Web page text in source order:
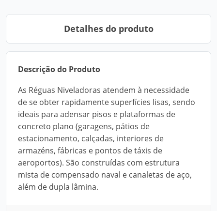
Detalhes do produto
Descrição do Produto
As Réguas Niveladoras atendem à necessidade
de se obter rapidamente superfícies lisas, sendo
ideais para adensar pisos e plataformas de
concreto plano (garagens, pátios de
estacionamento, calçadas, interiores de
armazéns, fábricas e pontos de táxis de
aeroportos). São construídas com estrutura
mista de compensado naval e canaletas de aço,
além de dupla lâmina.